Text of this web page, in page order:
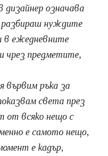
дизайнер означава
разбираш нуждите
в ежедневните
чрез предметите,
вървим ръка за
света през
от всяко нещо с
е самото нещо,
е кадър,